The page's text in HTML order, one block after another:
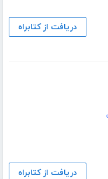
دریافت از کتابراه
دریافت از کتابراه